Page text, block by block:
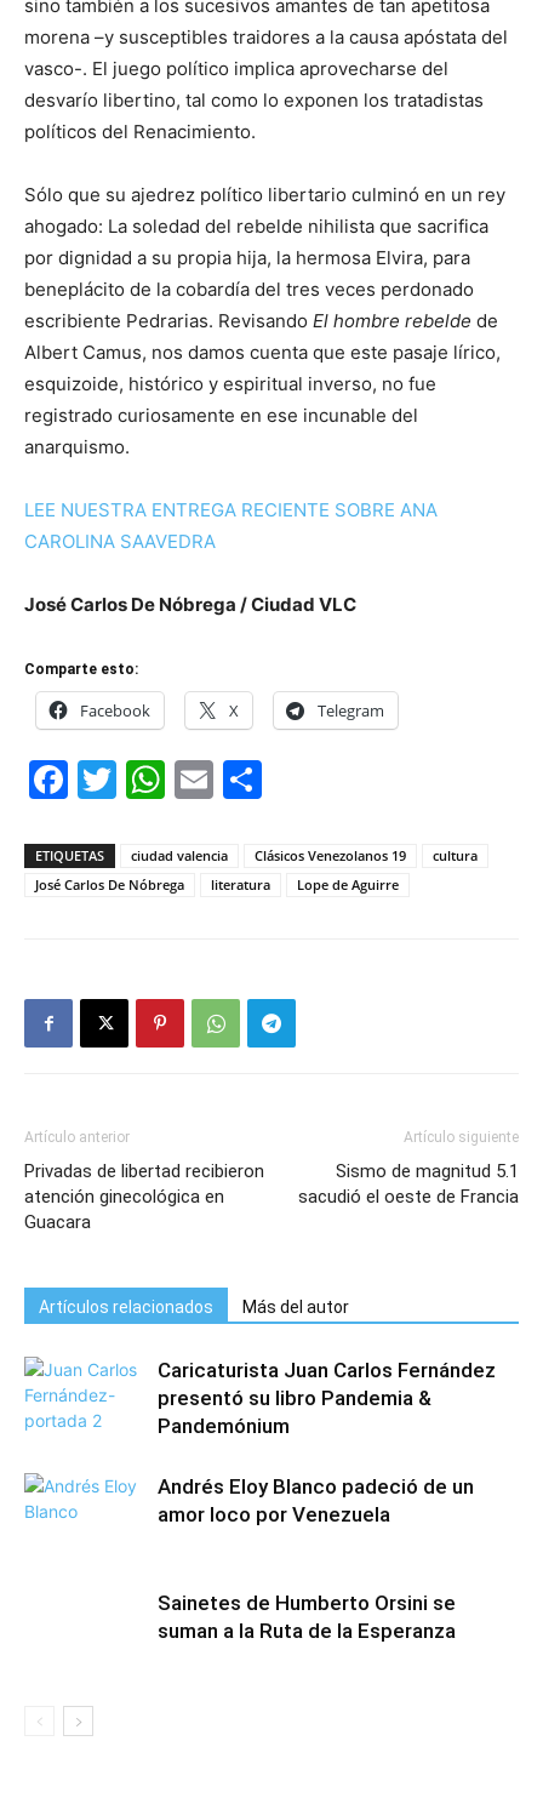
sino también a los sucesivos amantes de tan apetitosa
morena –y susceptibles traidores a la causa apóstata del
vasco-. El juego político implica aprovecharse del
desvarío libertino, tal como lo exponen los tratadistas
políticos del Renacimiento.
Sólo que su ajedrez político libertario culminó en un rey
ahogado: La soledad del rebelde nihilista que sacrifica
por dignidad a su propia hija, la hermosa Elvira, para
beneplácito de la cobardía del tres veces perdonado
escribiente Pedrarias. Revisando El hombre rebelde de
Albert Camus, nos damos cuenta que este pasaje lírico,
esquizoide, histórico y espiritual inverso, no fue
registrado curiosamente en ese incunable del
anarquismo.
LEE NUESTRA ENTREGA RECIENTE SOBRE ANA
CAROLINA SAAVEDRA
José Carlos De Nóbrega / Ciudad VLC
Comparte esto:
Facebook X Telegram
Facebook
Twitter
WhatsApp
Email
ETIQUETAS ciudad valencia Clásicos Venezolanos 19
cultura
José Carlos De Nóbrega
literatura Lope de Aguirre
Artículo anterior
Privadas de libertad recibieron
atención ginecológica en
Guacara
Artículo siguiente
Sismo de magnitud 5.1
sacudió el oeste de Francia
Artículos relacionados Más del autor
Caricaturista Juan Carlos Fernández
presentó su libro Pandemia &
Pandemónium
Andrés Eloy Blanco padeció de un
amor loco por Venezuela
Sainetes de Humberto Orsini se
suman a la Ruta de la Esperanza